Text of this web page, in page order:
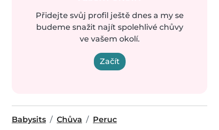
Přidejte svůj profil ještě dnes a my se
budeme snažit najít spolehlivé chůvy
ve vašem okolí.
Začít
Babysits Chůva Peruc